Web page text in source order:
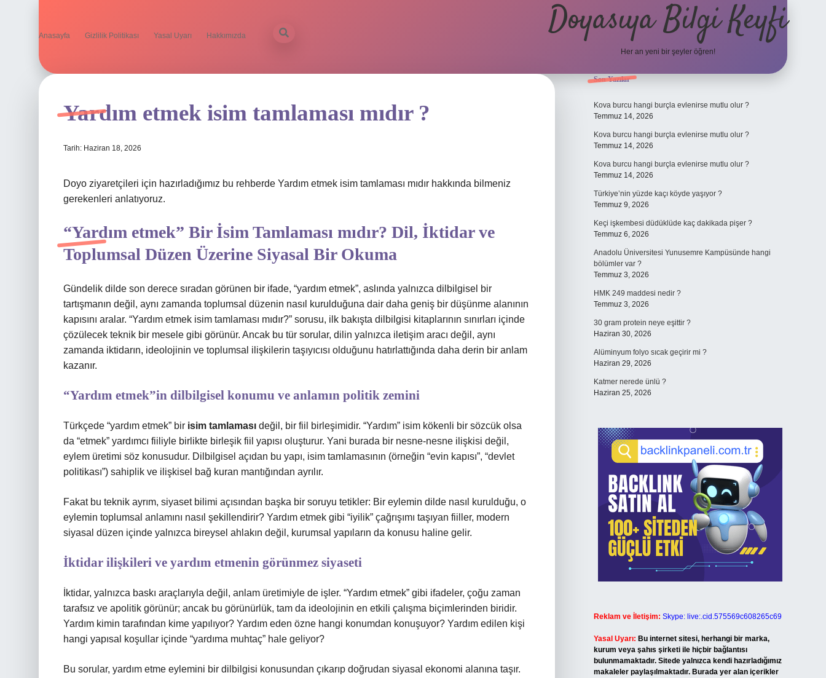
Anasayfa Gizlilik Politikası Yasal Uyarı Hakkımızda Doyasıya Bilgi Keyfi
Her an yeni bir şeyler öğren!
Yardım etmek isim tamlaması mıdır ?
Tarih: Haziran 18, 2026
Doyo ziyaretçileri için hazırladığımız bu rehberde Yardım etmek isim tamlaması mıdır hakkında bilmeniz
gerekenleri anlatıyoruz.
“Yardım etmek” Bir İsim Tamlaması mıdır? Dil, İktidar ve
Toplumsal Düzen Üzerine Siyasal Bir Okuma
Gündelik dilde son derece sıradan görünen bir ifade, “yardım etmek”, aslında yalnızca dilbilgisel bir
tartışmanın değil, aynı zamanda toplumsal düzenin nasıl kurulduğuna dair daha geniş bir düşünme alanının
kapısını aralar. “Yardım etmek isim tamlaması mıdır?” sorusu, ilk bakışta dilbilgisi kitaplarının sınırları içinde
çözülecek teknik bir mesele gibi görünür. Ancak bu tür sorular, dilin yalnızca iletişim aracı değil, aynı
zamanda iktidarın, ideolojinin ve toplumsal ilişkilerin taşıyıcısı olduğunu hatırlattığında daha derin bir anlam
kazanır.
“Yardım etmek”in dilbilgisel konumu ve anlamın politik zemini
Türkçede “yardım etmek” bir isim tamlaması değil, bir fiil birleşimidir. “Yardım” isim kökenli bir sözcük olsa
da “etmek” yardımcı fiiliyle birlikte birleşik fiil yapısı oluşturur. Yani burada bir nesne-nesne ilişkisi değil,
eylem üretimi söz konusudur. Dilbilgisel açıdan bu yapı, isim tamlamasının (örneğin “evin kapısı”, “devlet
politikası”) sahiplik ve ilişkisel bağ kuran mantığından ayrılır.
Fakat bu teknik ayrım, siyaset bilimi açısından başka bir soruyu tetikler: Bir eylemin dilde nasıl kurulduğu, o
eylemin toplumsal anlamını nasıl şekillendirir? Yardım etmek gibi “iyilik” çağrışımı taşıyan fiiller, modern
siyasal düzen içinde yalnızca bireysel ahlakın değil, kurumsal yapıların da konusu haline gelir.
İktidar ilişkileri ve yardım etmenin görünmez siyaseti
İktidar, yalnızca baskı araçlarıyla değil, anlam üretimiyle de işler. “Yardım etmek” gibi ifadeler, çoğu zaman
tarafsız ve apolitik görünür; ancak bu görünürlük, tam da ideolojinin en etkili çalışma biçimlerinden biridir.
Yardım kimin tarafından kime yapılıyor? Yardım eden özne hangi konumdan konuşuyor? Yardım edilen kişi
hangi yapısal koşullar içinde “yardıma muhtaç” hale geliyor?
Bu sorular, yardım etme eylemini bir dilbilgisi konusundan çıkarıp doğrudan siyasal ekonomi alanına taşır.
Sidebar
Son Yazılar
Kova burcu hangi burçla evlenirse mutlu olur ?
Temmuz 14, 2026
Kova burcu hangi burçla evlenirse mutlu olur ?
Temmuz 14, 2026
Kova burcu hangi burçla evlenirse mutlu olur ?
Temmuz 14, 2026
Türkiye’nin yüzde kaçı köyde yaşıyor ?
Temmuz 9, 2026
Keçi işkembesi düdüklüde kaç dakikada pişer ?
Temmuz 6, 2026
Anadolu Üniversitesi Yunusemre Kampüsünde hangi
bölümler var ?
Temmuz 3, 2026
HMK 249 maddesi nedir ?
Temmuz 3, 2026
30 gram protein neye eşittir ?
Haziran 30, 2026
Alüminyum folyo sıcak geçirir mi ?
Haziran 29, 2026
Katmer nerede ünlü ?
Haziran 25, 2026
Reklam ve İletişim: Skype: live:.cid.575569c608265c69
Yasal Uyarı: Bu internet sitesi, herhangi bir marka,
kurum veya şahıs şirketi ile hiçbir bağlantısı
bulunmamaktadır. Sitede yalnızca kendi hazırladığımız
makaleler paylaşılmaktadır. Burada yer alan içerikler